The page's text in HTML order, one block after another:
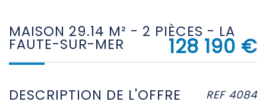
MAISON 29.14 M² - 2 PIÈCES - LA
FAUTE-SUR-MER 128 190 €
DESCRIPTION DE L'OFFRE REF 4084